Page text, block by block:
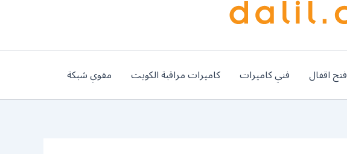
فتح اقفال فني كاميرات كاميرات مراقبة الكويت مقوي شبكة